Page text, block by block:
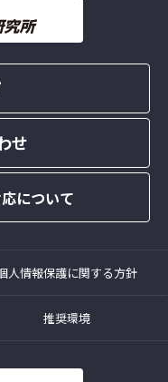
せ
について
人情報保護に関する方針
推奨環境